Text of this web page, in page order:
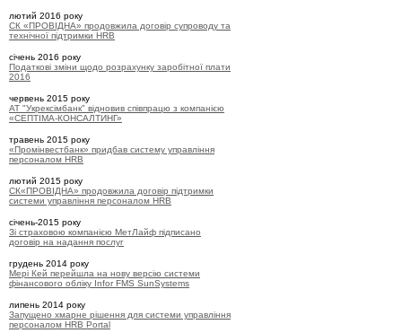
лютий 2016 року
СК «ПРОВІДНА» продовжила договір супроводу та
технічної підтримки HRB
січень 2016 року
Податкові зміни щодо розрахунку заробітної плати
2016
червень 2015 року
АТ "Укрексімбанк" відновив співпрацю з компанією
«СЕПТІМА-КОНСАЛТИНГ»
травень 2015 року
«Промінвестбанк» придбав систему управління
персоналом HRB
лютий 2015 року
СК«ПРОВІДНА» продовжила договір підтримки
системи управління персоналом HRB
січень-2015 року
Зі страховою компанією МетЛайф підписано
договір на надання послуг
грудень 2014 року
Мері Кей перейшла на нову версію системи
фінансового обліку Infor FMS SunSystems
липень 2014 року
Запущено хмарне рішення для системи управління
персоналом HRB Portal